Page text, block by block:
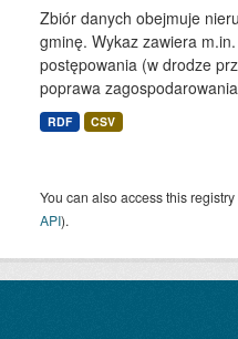
Zbiór danych obejmuje
gminę. Wykaz zawiera
postępowania (w drodze
poprawa
RDF CSV
You can also access this
API).